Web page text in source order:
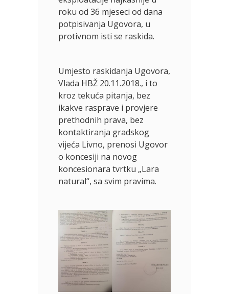
roku od 36 mjeseci od dana
potpisivanja Ugovora, u
protivnom isti se raskida.
Umjesto raskidanja Ugovora,
Vlada HBŽ 20.11.2018., i to
kroz tekuća pitanja, bez
ikakve rasprave i provjere
prethodnih prava, bez
kontaktiranja gradskog
vijeća Livno, prenosi Ugovor
o koncesiji na novog
koncesionara tvrtku „Lara
natural“, sa svim pravima.